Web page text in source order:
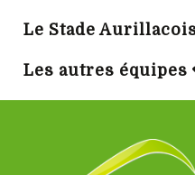
Le Stade
Les autres équipes